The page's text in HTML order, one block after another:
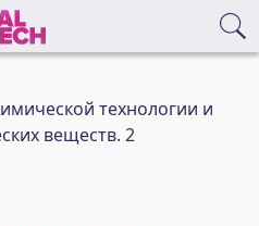
технологии и
веществ. 2